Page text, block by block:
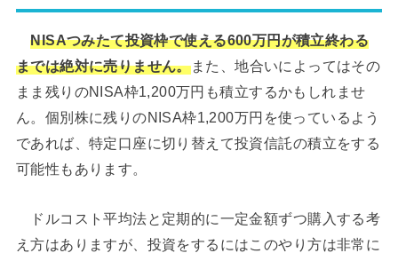
NISAつみたて投資枠で使える600万円が積立終わる
までは絶対に売りません。また、地合いによってはその
まま残りのNISA枠1,200万円も積立するかもしれませ
ん。個別株に残りのNISA枠1,200万円を使っているよう
であれば、特定口座に切り替えて投資信託の積立をする
可能性もあります。
ドルコスト平均法と定期的に一定金額ずつ購入する考
え方はありますが、投資をするにはこのやり方は非常に